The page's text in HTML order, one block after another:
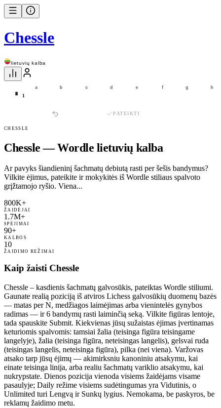
Chessle
lietuvių kalba
8
7
6
5
4
3
2
1
a b c d e f g h
1
PATEIKTI
CHESSLE
Chessle — Wordle lietuvių kalba
Ar pavyks šiandieninį šachmatų debiutą rasti per šešis bandymus?
Vilkite ėjimus, pateikite ir mokykitės iš Wordle stiliaus spalvoto
grįžtamojo ryšio. Viena...
800K+
ŽAIDĖJAI
1.7M+
SPĖJIMAI
90+
KALBOS
10
ŽAIDIMO REŽIMAI
Kaip žaisti Chessle
Chessle – kasdienis šachmatų galvosūkis, pateiktas Wordle stiliumi.
Gaunate realią poziciją iš atviros Lichess galvosūkių duomenų bazės
— matas per N, medžiagos laimėjimas arba vienintelės gynybos
radimas — ir 6 bandymų rasti laiminčią seką. Vilkite figūras lentoje,
tada spauskite Submit. Kiekvienas jūsų sužaistas ėjimas įvertinamas
keturiomis spalvomis: tamsiai žalia (teisinga figūra teisingame
langelyje), žalia (teisinga figūra, neteisingas langelis), gelsvai ruda
(teisingas langelis, neteisinga figūra), pilka (nei viena). Varžovas
atsako tarp jūsų ėjimų — akimirksniu kanoniniu atsakymu, kai
einate teisinga linija, arba realiu šachmatų variklio atsakymu, kai
nukrypstate. Dienos pozicija vienoda visiems žaidėjams visame
pasaulyje; Daily režime visiems sudėtingumas yra Vidutinis, o
Unlimited turi Lengvą ir Sunkų lygius. Nemokama, be paskyros, be
reklamų žaidimo metu.